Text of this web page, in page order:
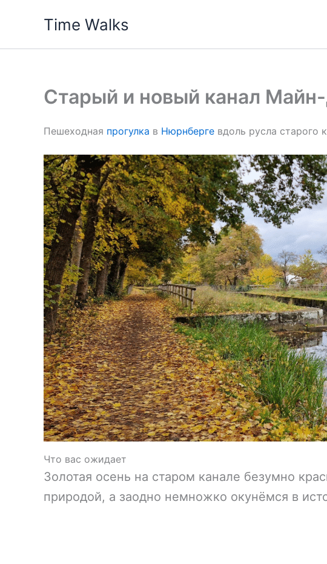
Time Walks
Старый и новый канал
Пешеходная прогулка в Нюрнберге вдоль русла старого
Что вас ожидает
Золотая осень на старом канале безумно
природой, а заодно немножко окунёмся в